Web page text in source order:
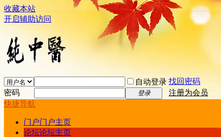
收藏本站
开启辅助访问
自动登录 找回密码
密码
登录
注册为会员
快捷导航
门户门户主页
论坛论坛主页